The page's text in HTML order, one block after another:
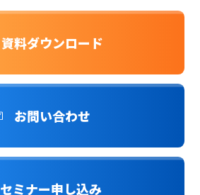
資料ダウンロード
お問い合わせ
セミナー申し込み